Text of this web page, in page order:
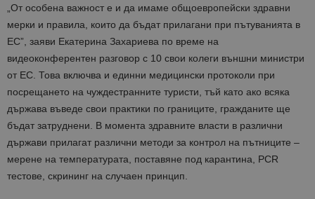
„От особена важност е и да имаме общоевропейски здравни
мерки и правила, които да бъдат прилагани при пътуванията в
ЕС”, заяви Екатерина Захариева по време на
видеоконферентен разговор с 10 свои колеги външни министри
от ЕС. Това включва и единни медицински протоколи при
посрещането на чуждестранните туристи, тъй като ако всяка
държава въведе свои практики по границите, гражданите ще
бъдат затруднени. В момента здравните власти в различни
държави прилагат различни методи за контрол на пътниците –
мерене на температурата, поставяне под карантина, PCR
тестове, скрининг на случаен принцип.